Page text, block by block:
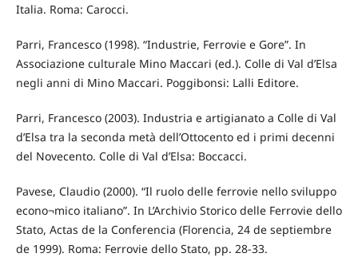
Italia. Roma: Carocci.
Parri, Francesco (1998). “Industrie, Ferrovie e Gore”. In
Associazione culturale Mino Maccari (ed.). Colle di Val d’Elsa
negli anni di Mino Maccari. Poggibonsi: Lalli Editore.
Parri, Francesco (2003). Industria e artigianato a Colle di Val
d’Elsa tra la seconda metà dell’Ottocento ed i primi decenni
del Novecento. Colle di Val d’Elsa: Boccacci.
Pavese, Claudio (2000). “Il ruolo delle ferrovie nello sviluppo
econo¬mico italiano”. In L’Archivio Storico delle Ferrovie dello
Stato, Actas de la Conferencia (Florencia, 24 de septiembre
de 1999). Roma: Ferrovie dello Stato, pp. 28-33.